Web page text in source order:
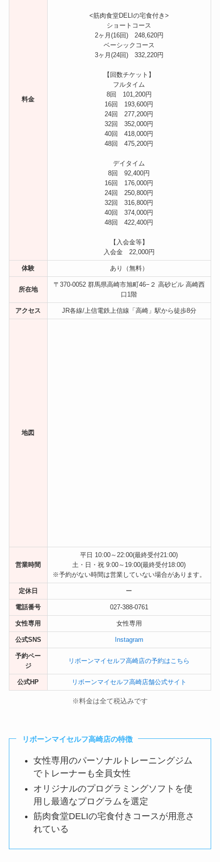
料金
<筋肉食堂DELIの宅食付き>
ショートコース
2ヶ月(16回) 248,620円
ベーシックコース
3ヶ月(24回) 332,220円
【回数チケット】
フルタイム
8回 101,200円
16回 193,600円
24回 277,200円
32回 352,000円
40回 418,000円
48回 475,200円
デイタイム
8回 92,400円
16回 176,000円
24回 250,800円
32回 316,800円
40回 374,000円
48回 422,400円
【入会金等】
入会金 22,000円
体験 あり（無料）
所在地
〒370-0052 群馬県高崎市旭町46−２ 高砂ビル 高崎西
口1階
アクセス JR各線/上信電鉄上信線「高崎」駅から徒歩8分
地図
営業時間
平日 10:00～22:00(最終受付21:00)
土・日・祝 9:00～19:00(最終受付18:00)
※予約がない時間は営業していない場合があります。
定休日 ー
電話番号 027-388-0761
女性専用 女性専用
公式SNS Instagram
予約ペー
ジ
リボーンマイセルフ高崎店の予約はこちら
公式HP リボーンマイセルフ高崎店舗公式サイト
※料金は全て税込みです
リボーンマイセルフ高崎店の特徴
女性専用のパーソナルトレーニングジム
でトレーナーも全員女性
オリジナルのプログラミングソフトを使
用し最適なプログラムを選定
筋肉食堂DELIの宅食付きコースが用意さ
れている